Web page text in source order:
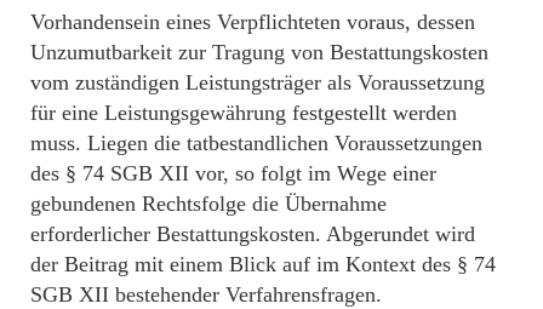
Vorhandensein eines Verpflichteten voraus, dessen
Unzumutbarkeit zur Tragung von Bestattungskosten
vom zuständigen Leistungsträger als Voraussetzung
für eine Leistungsgewährung festgestellt werden
muss. Liegen die tatbestandlichen Voraussetzungen
des § 74 SGB XII vor, so folgt im Wege einer
gebundenen Rechtsfolge die Übernahme
erforderlicher Bestattungskosten. Abgerundet wird
der Beitrag mit einem Blick auf im Kontext des § 74
SGB XII bestehender Verfahrensfragen.